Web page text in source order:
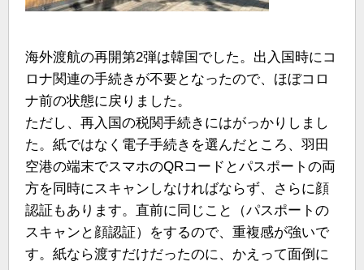
海外渡航の再開第2弾は韓国でした。出入国時にコ
ロナ関連の手続きが不要となったので、ほぼコロ
ナ前の状態に戻りました。
ただし、再入国の税関手続きにはがっかりしまし
た。紙ではなく電子手続きを選んだところ、羽田
空港の端末でスマホのQRコードとパスポートの両
方を同時にスキャンしなければならず、さらに顔
認証もあります。直前に同じこと（パスポートの
スキャンと顔認証）をするので、重複感が強いで
す。紙なら渡すだけだったのに、かえって面倒に